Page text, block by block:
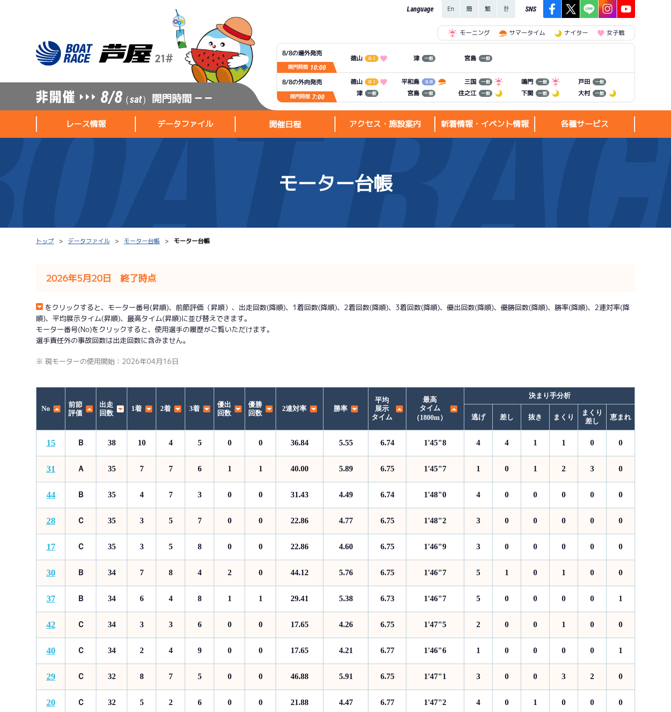
8/8（sat） 開門時間 — —
Language SNS
モーニング サマータイム ナイター 女子戦
8/8の場外発売
開門時間 10:00
徳山 ＧⅠ 津 一般 宮島 一般
8/8の外向発売
開門時間 7:00
徳山 ＧⅠ 平和島 ＧⅢ 三国 一般 鳴門 一般 戸田 一般
津 一般 宮島 一般 住之江 一般 下関 一般 大村 一般
レース情報
レース結果一覧
出走表PDF
モーター抽選結果・
選手コメント
データファイル
ボートデータ
出目データ
開催日程 アクセス・施設案内
施設案内
BTS天文館
新着情報・イベント情報 各種サービス
モーター台帳
トップ データファイル モーター台帳 モーター台帳
2026年5月20日 終了時点
をクリックすると、モーター番号(昇順)、前節評価（昇順）、出走回数(降順)、1着回数(降順)、2着回数(降順)、3着回数(降順)、優出回数(降順)、優勝回数(降順)、勝率(降順)、2連対率(降
順)、平均展示タイム(昇順)、最高タイム(昇順)に並び替えできます。
モーター番号(No)をクリックすると、使用選手の履歴がご覧いただけます。
選手責任外の事故回数は出走回数に含みません。
※ 現モーターの使用開始：2026年04月16日
No
前節
評価
出走
回数
1着 2着 3着
優出
回数
優勝
回数
2連対率 勝率
平均
展示
タイム
最高
タイム
（1800m）
決まり手分析
逃げ 差し 抜き まくり
まくり
差し
恵まれ
15 Ｂ 38 10 4 5 0 0 36.84 5.55 6.74 1'45"8 4 4 1 1 0 0
31 Ａ 35 7 7 6 1 1 40.00 5.89 6.75 1'45"7 1 0 1 2 3 0
44 Ｂ 35 4 7 3 0 0 31.43 4.49 6.74 1'48"0 4 0 0 0 0 0
28 Ｃ 35 3 5 7 0 0 22.86 4.77 6.75 1'48"2 3 0 0 0 0 0
17 Ｃ 35 3 5 8 0 0 22.86 4.60 6.75 1'46"9 3 0 0 0 0 0
30 Ｂ 34 7 8 4 2 0 44.12 5.76 6.75 1'46"7 5 1 0 1 0 0
37 Ｂ 34 6 4 8 1 1 29.41 5.38 6.73 1'46"7 5 0 0 0 0 1
42 Ｃ 34 3 3 6 0 0 17.65 4.26 6.75 1'47"5 2 0 0 1 0 0
40 Ｃ 34 2 4 9 0 0 17.65 4.21 6.77 1'46"6 1 0 0 0 0 1
29 Ｃ 32 8 7 5 0 0 46.88 5.91 6.75 1'47"1 3 0 0 3 2 0
20 Ｃ 32 5 2 6 0 0 21.88 4.47 6.77 1'47"2 4 0 1 0 0 0